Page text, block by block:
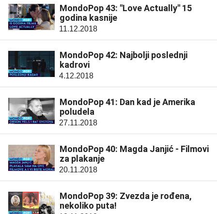
MondoPop 43: "Love Actually" 15
godina kasnije
11.12.2018
MondoPop 42: Najbolji poslednji
kadrovi
4.12.2018
MondoPop 41: Dan kad je Amerika
poludela
27.11.2018
MondoPop 40: Magda Janjić - Filmovi
za plakanje
20.11.2018
MondoPop 39: Zvezda je rođena,
nekoliko puta!